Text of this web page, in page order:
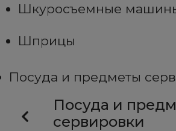
Шкуросъемные
Шприцы
Посуда и предметы
Посуда и
сервировки